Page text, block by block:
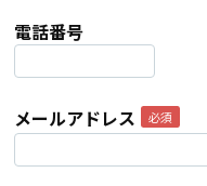
電話番号
メールアドレス